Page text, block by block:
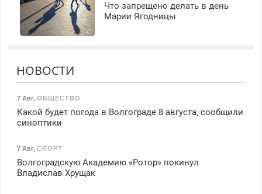
Что запрещено делать в день
Марии Ягодницы
НОВОСТИ
7 Авг, ОБЩЕСТВО
Какой будет погода в Волгограде 8 августа, сообщили
синоптики
7 Авг, СПОРТ
Волгоградскую Академию «Ротор» покинул
Владислав Хрущак